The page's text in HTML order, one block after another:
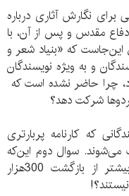
برای نگارش آثاری درباره
مقدس و پس از آن، با
این‌جاست که «بنیاد شعر و
و به ویژه نویسندگان
چرا حاضر نشده است که
شرکت دهد؟
که کارنامه پربارتری
می‌شوند. سوال دوم این‌که
آیا چنین نویسندگانی شایسته حمایت بیشتر از بازگشت 300‌هزار